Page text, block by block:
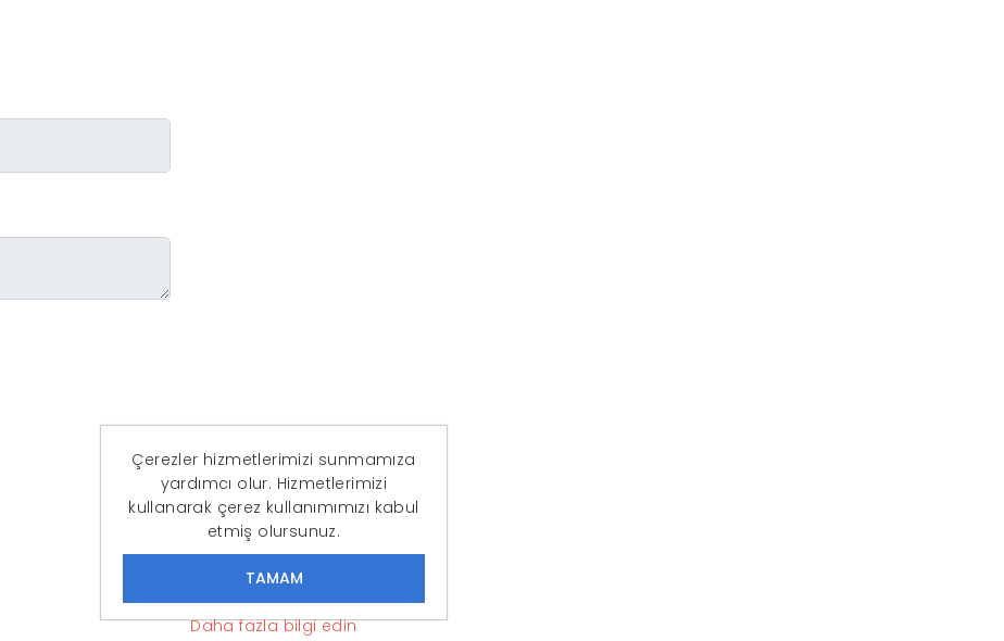
Çerezler hizmetlerimizi sunmamıza
yardımcı olur. Hizmetlerimizi
kullanarak çerez kullanımımızı kabul
etmiş olursunuz.
Daha fazla bilgi edin